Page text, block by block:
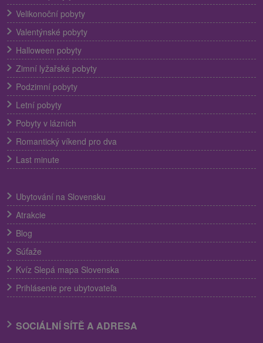
Velikonoční pobyty
Valentýnské pobyty
Halloween pobyty
Zimní lyžařské pobyty
Podzimní pobyty
Letní pobyty
Pobyty v lázních
Romantický víkend pro dva
Last minute
Ubytování na Slovensku
Atrakcie
Blog
Súťaže
Kvíz Slepá mapa Slovenska
Prihlásenie pre ubytovateľa
SOCIÁLNÍ SÍTĚ A ADRESA